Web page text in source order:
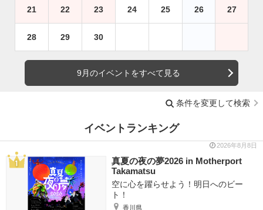
21 22 23 24 25 26 27
28 29 30
9月のイベントをすべて見る
条件を変更して検索
イベントランキング
2026年8月8日
真夏の夜の夢2026 in Motherport
Takamatsu
空に心を躍らせよう！明日へのビー
ト！
香川県